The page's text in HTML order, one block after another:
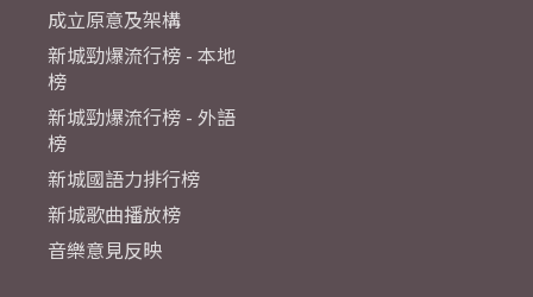
成立原意及架構
新城勁爆流行榜 - 本地
榜
新城勁爆流行榜 - 外語
榜
新城國語力排行榜
新城歌曲播放榜
音樂意見反映